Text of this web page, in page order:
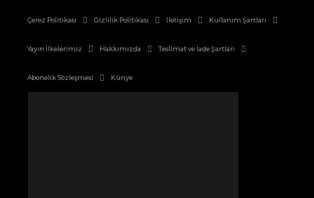
Çerez Politikası Gizlilik Politikası İletişim Kullanım Şartları
Yayın İlkelerimiz Hakkımızda Teslimat ve İade Şartları
Abonelik Sözleşmesi Künye